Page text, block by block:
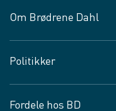
Om Brødrene Dahl
Vagttelefon 30 10 89 89
Spørgsmål og svar
Job og karriere
Politikker
Fordele hos BD